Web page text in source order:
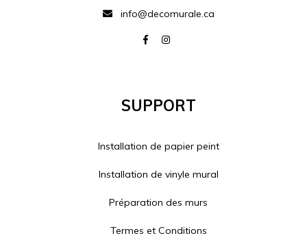
info@decomurale.ca
Support
Installation de papier peint
Installation de vinyle mural
Préparation des murs
Termes et Conditions